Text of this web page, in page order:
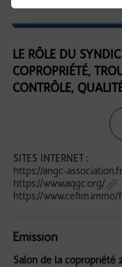
LE RÔLE DU
COPROPRIÉTÉ,
CONTRÔLE,
SITES INTERNET :
https://angc-
https://www.aqgc.org/
https://
Emission
Salon de la copropriété